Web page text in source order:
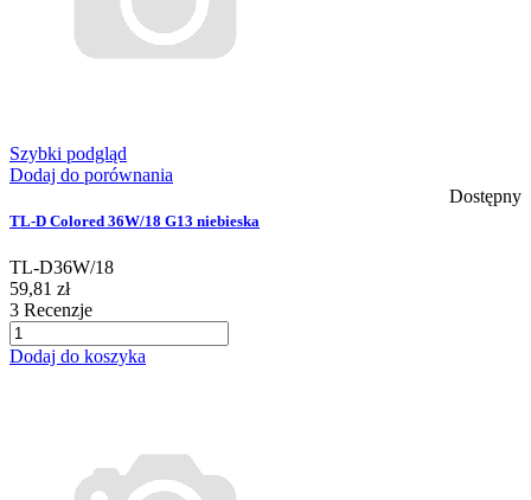
Szybki podgląd
Dodaj do porównania
Dostępny
TL-D Colored 36W/18 G13 niebieska
TL-D36W/18
59,81 zł
3 Recenzje
Dodaj do koszyka